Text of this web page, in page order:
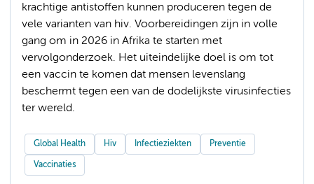
krachtige antistoffen kunnen produceren tegen de
vele varianten van hiv. Voorbereidingen zijn in volle
gang om in 2026 in Afrika te starten met
vervolgonderzoek. Het uiteindelijke doel is om tot
een vaccin te komen dat mensen levenslang
beschermt tegen een van de dodelijkste virusinfecties
ter wereld.
Global Health Hiv Infectieziekten Preventie
Vaccinaties